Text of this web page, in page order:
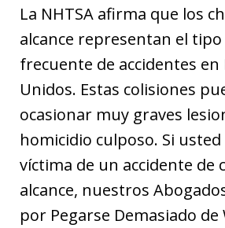
La NHTSA afirma que los
alcance representan el
frecuente de accidentes en
Unidos. Estas colisiones
ocasionar muy graves
homicidio culposo. Si
víctima de un accidente de
alcance, nuestros
por Pegarse Demasiado